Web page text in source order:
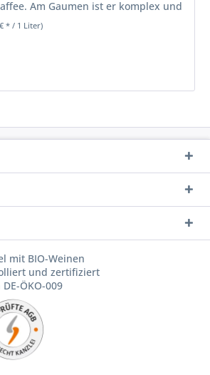
Am Gaumen ist er komplex und
und weicher...
* / 1 Liter)
mit BIO-Weinen
und zertifiziert
ÖKO-009